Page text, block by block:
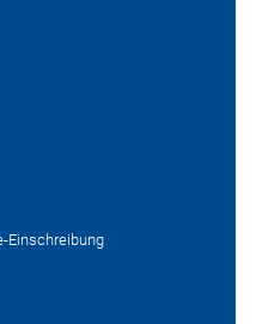
Einschreibung